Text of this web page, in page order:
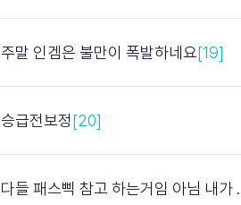
주말 인겜은 불만이 폭발하네요[19]
승급전보정[20]
다들 패스삑 참고 하는거임 아님 내가 예민한거임